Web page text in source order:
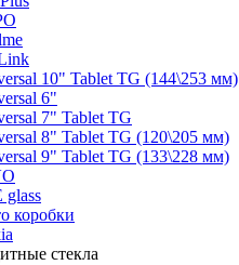
10" Tablet TG (144\253 мм)
6"
7" Tablet TG
8" Tablet TG (120\205 мм)
9" Tablet TG (133\228 мм)
glass
коробки
стекла